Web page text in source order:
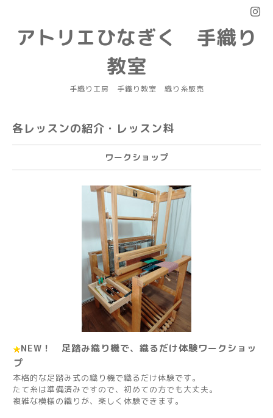
アトリエひなぎく 手織り
教室
手織り工房 手織り教室 織り糸販売
各レッスンの紹介・レッスン料
ワークショップ
NEW！ 足踏み織り機で、織るだけ体験ワークショッ
プ
本格的な足踏み式の織り機で織るだけ体験です。
たて糸は準備済みですので、初めての方でも大丈夫。
複雑な模様の織りが、楽しく体験できます。